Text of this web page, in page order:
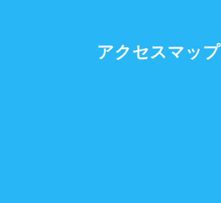
アクセスマップ